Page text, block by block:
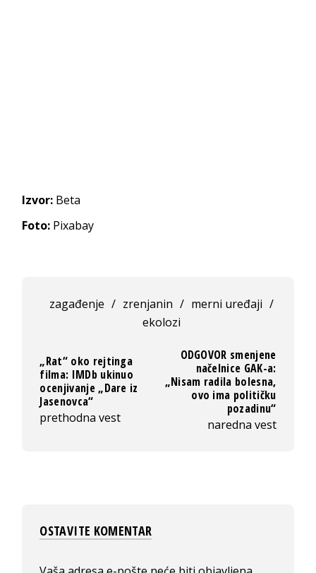
Izvor: Beta
Foto: Pixabay
zagađenje / zrenjanin / merni uređaji /
ekolozi
„Rat“ oko rejtinga
filma: IMDb ukinuo
ocenjivanje „Dare iz
Jasenovca“
prethodna vest
ODGOVOR smenjene
načelnice GAK-a:
„Nisam radila bolesna,
ovo ima političku
pozadinu“
naredna vest
OSTAVITE KOMENTAR